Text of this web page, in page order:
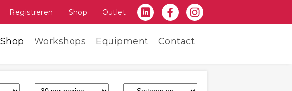
Registreren Shop Outlet
Shop Workshops Equipment Contact